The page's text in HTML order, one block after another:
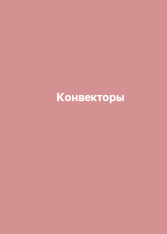
Конвекторы